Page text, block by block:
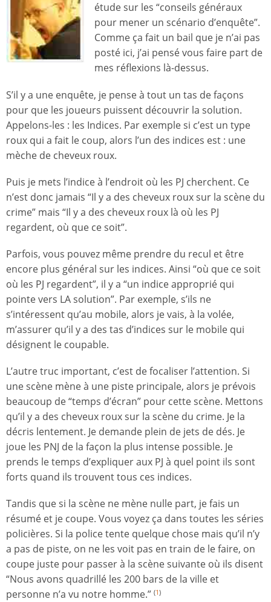
étude sur les “conseils généraux
pour mener un scénario d’enquête”.
Comme ça fait un bail que je n’ai pas
posté ici, j’ai pensé vous faire part de
mes réflexions là-dessus.
S’il y a une enquête, je pense à tout un tas de façons
pour que les joueurs puissent découvrir la solution.
Appelons-les : les Indices. Par exemple si c’est un type
roux qui a fait le coup, alors l’un des indices est : une
mèche de cheveux roux.
Puis je mets l’indice à l’endroit où les PJ cherchent. Ce
n’est donc jamais “Il y a des cheveux roux sur la scène du
crime” mais “Il y a des cheveux roux là où les PJ
regardent, où que ce soit”.
Parfois, vous pouvez même prendre du recul et être
encore plus général sur les indices. Ainsi “où que ce soit
où les PJ regardent”, il y a “un indice approprié qui
pointe vers LA solution”. Par exemple, s’ils ne
s’intéressent qu’au mobile, alors je vais, à la volée,
m’assurer qu’il y a des tas d’indices sur le mobile qui
désignent le coupable.
L’autre truc important, c’est de focaliser l’attention. Si
une scène mène à une piste principale, alors je prévois
beaucoup de “temps d’écran” pour cette scène. Mettons
qu’il y a des cheveux roux sur la scène du crime. Je la
décris lentement. Je demande plein de jets de dés. Je
joue les PNJ de la façon la plus intense possible. Je
prends le temps d’expliquer aux PJ à quel point ils sont
forts quand ils trouvent tous ces indices.
Tandis que si la scène ne mène nulle part, je fais un
résumé et je coupe. Vous voyez ça dans toutes les séries
policières. Si la police tente quelque chose mais qu’il n’y
a pas de piste, on ne les voit pas en train de le faire, on
coupe juste pour passer à la scène suivante où ils disent
“Nous avons quadrillé les 200 bars de la ville et
personne n’a vu notre homme.” (1)